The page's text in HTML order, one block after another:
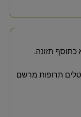
כתוסף תזונה.
תרופות מרשם